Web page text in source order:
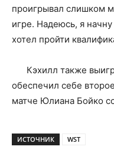
проигрывал слишком
игре. Надеюсь, я
хотел пройти
Кэхилл также
обеспечил себе
матче Юлиана Бойко
ИСТОЧНИК WST